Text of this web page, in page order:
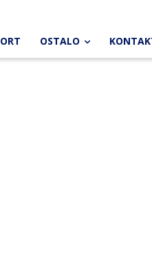
OSTALO